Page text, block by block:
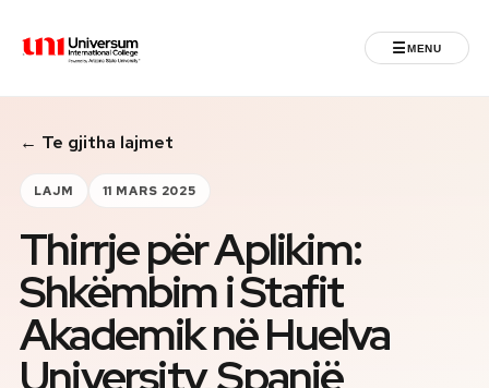
Universum University ☰MENU
MENU
Ballina
Regjistrimet
Programet
Jeta Studentore
← Te gjitha lajmet
LAJM 11 MARS 2025
Thirrje për Aplikim:
Shkëmbim i Stafit
Akademik në Huelva